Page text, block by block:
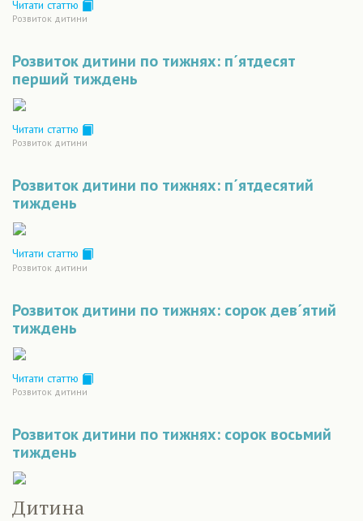
Читати статтю
Розвиток дитини
Розвиток дитини по тижнях: п´ятдесят
перший тиждень
Читати статтю
Розвиток дитини
Розвиток дитини по тижнях: п´ятдесятий
тиждень
Читати статтю
Розвиток дитини
Розвиток дитини по тижнях: сорок дев´ятий
тиждень
Читати статтю
Розвиток дитини
Розвиток дитини по тижнях: сорок восьмий
тиждень
Дитина